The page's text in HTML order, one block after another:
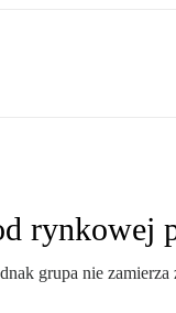
rynkowej
grupa nie zamierza